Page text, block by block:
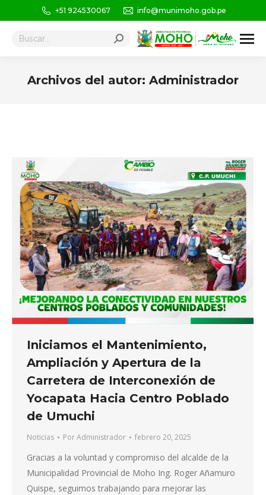
+51 924530067 info@munimoho.gob.pe
Buscar:
Archivos del autor: Administrador
Iniciamos el Mantenimiento,
Ampliación y Apertura de la
Carretera de Interconexión de
Yocapata Hacia Centro Poblado
de Umuchi
Noticias PorAdministrador febrero 20, 2025
Gracias a la voluntad y compromiso del alcalde de la
Municipalidad Provincial de Moho Ing. Roger Añamuro
Quispe, seguimos trabajando para mejorar las